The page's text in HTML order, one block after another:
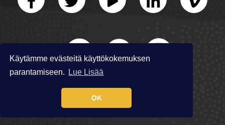
Käytämme evästeitä käyttökokemuksen
parantamiseen.
Lue Lisää
OK